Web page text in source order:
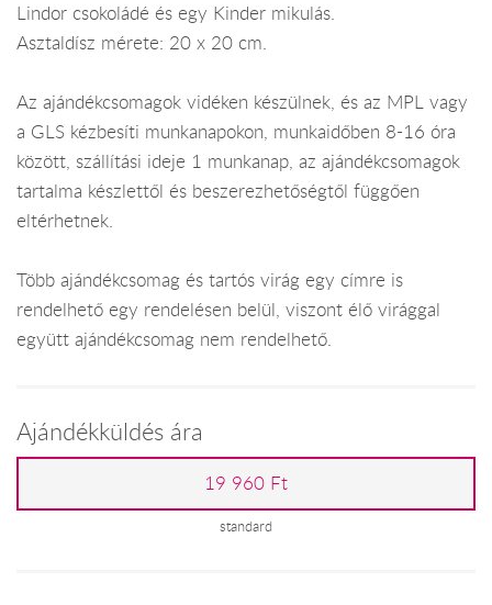
Lindor csokoládé és egy Kinder mikulás.
Asztaldísz mérete: 20 x 20 cm.
Az ajándékcsomagok vidéken készülnek, és az MPL vagy
a GLS kézbesíti munkanapokon, munkaidőben 8-16 óra
között, szállítási ideje 1 munkanap, az ajándékcsomagok
tartalma készlettől és beszerezhetőségtől függően
eltérhetnek.
Több ajándékcsomag és tartós virág egy címre is
rendelhető egy rendelésen belül, viszont élő virággal
együtt ajándékcsomag nem rendelhető.
Ajándékküldés ára
19 960 Ft
standard